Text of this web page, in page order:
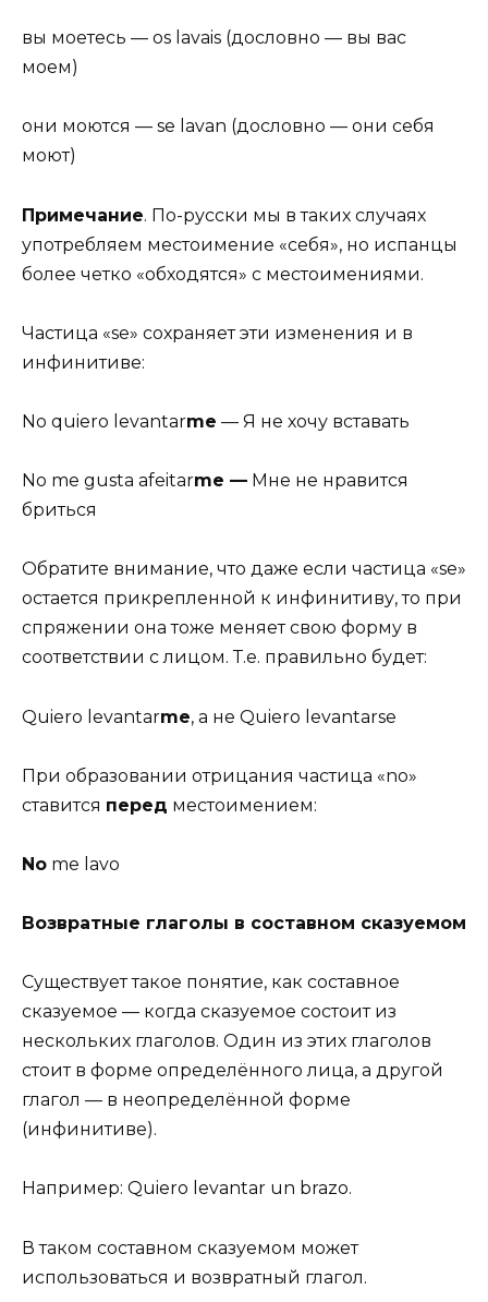
вы моетесь — os lavais (дословно — вы вас
моем)
они моются — se lavan (дословно — они себя
моют)
Примечание. По-русски мы в таких случаях
употребляем местоимение «себя», но испанцы
более четко «обходятся» с местоимениями.
Частица «se» сохраняет эти изменения и в
инфинитиве:
No quiero levantarme — Я не хочу вставать
No me gusta afeitarme — Мне не нравится
бриться
Обратите внимание, что даже если частица «se»
остается прикрепленной к инфинитиву, то при
спряжении она тоже меняет свою форму в
соответствии с лицом. Т.е. правильно будет:
Quiero levantarme, а не Quiero levantarse
При образовании отрицания частица «no»
ставится перед местоимением:
No me lavo
Возвратные глаголы в составном сказуемом
Существует такое понятие, как составное
сказуемое — когда сказуемое состоит из
нескольких глаголов. Один из этих глаголов
стоит в форме определённого лица, а другой
глагол — в неопределённой форме
(инфинитиве).
Например: Quiero levantar un brazo.
В таком составном сказуемом может
использоваться и возвратный глагол.